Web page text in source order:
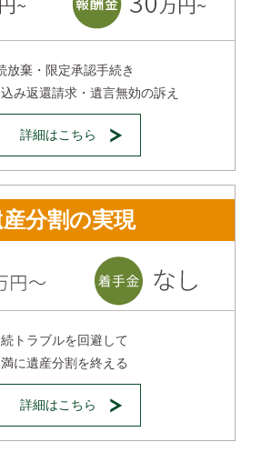
放棄・限定承認手続き
み返還請求・遺言無効の訴え
詳細はこちら
分割の実現
トラブルを回避して
満に遺産分割を終える
詳細はこちら